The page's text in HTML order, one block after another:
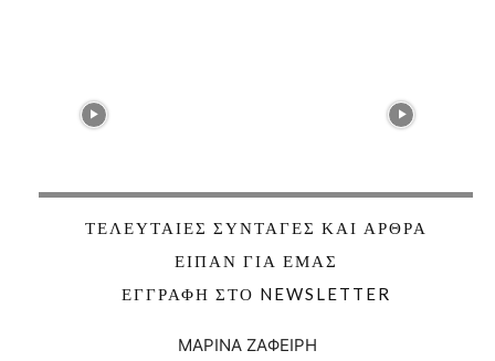
ΤΕΛΕΥΤΑΊΕΣ ΣΥΝΤΑΓΈΣ ΚΑΙ ΆΡΘΡΑ
ΕΊΠΑΝ ΓΙΑ ΕΜΆΣ
ΕΓΓΡΑΦΉ ΣΤΟ NEWSLETTER
ΜΑΡΙΝΑ ΖΑΦΕΙΡΗ